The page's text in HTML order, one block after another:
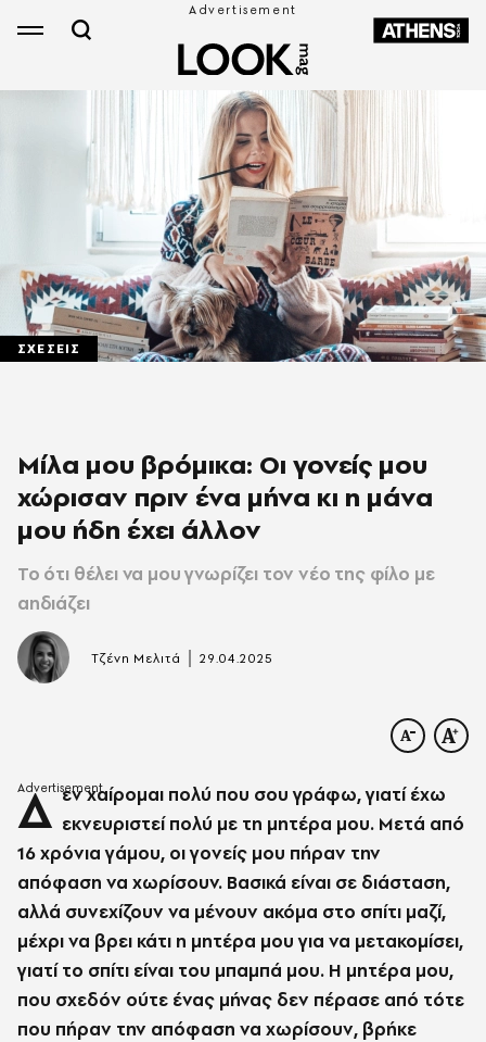
ΣΧΕΣΕΙΣ
Μίλα μου βρόμικα: Οι γονείς μου
χώρισαν πριν ένα μήνα κι η μάνα
μου ήδη έχει άλλον
Το ότι θέλει να μου γνωρίζει τον νέο της φίλο με
αηδιάζει
Τζένη Μελιτά | 29.04.2025
Δ εν χαίρομαι πολύ που σου γράφω, γιατί έχω
εκνευριστεί πολύ με τη μητέρα μου. Μετά από
16 χρόνια γάμου, οι γονείς μου πήραν την
απόφαση να χωρίσουν. Βασικά είναι σε διάσταση,
αλλά συνεχίζουν να μένουν ακόμα στο σπίτι μαζί,
μέχρι να βρει κάτι η μητέρα μου για να μετακομίσει,
γιατί το σπίτι είναι του μπαμπά μου. Η μητέρα μου,
που σχεδόν ούτε ένας μήνας δεν πέρασε από τότε
που πήραν την απόφαση να χωρίσουν, βρήκε